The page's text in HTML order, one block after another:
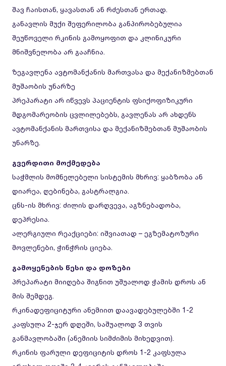
შავ ჩაისთან, ყავასთან ან რძესთან ერთად.
განავლის მუქი შეფერილობა განპირობებულია
შეუწოველი რკინის გამოყოფით და კლინიკური
მნიშვნელობა არ გააჩნია.
ზეგავლენა ავტომანქანის მართვასა და მექანიზმებთან
მუშაობის უნარზე
პრეპარატი არ იწვევს პაციენტის ფსიქოფიზიკური
მდგომარეობის ცვლილებებს, გავლენას არ ახდენს
ავტომანქანის მართვისა და მექანიზმებთან მუშაობის
უნარზე.
გვერდითი მოქმედება
საჭმლის მომნელებელი სისტემის მხრივ: ყაბზობა ან
დიარეა, ღებინება, გასტრალგია.
ცნს-ის მხრივ: ძილის დარღვევა, აგზნებადობა,
დეპრესია.
ალერგიული რეაქციები: იშვიათად – ეგზემატოზური
მოვლენები, ჭინჭრის ციება.
გამოყენების წესი და დოზები
პრეპარატი მიიღება შიგნით უშუალოდ ჭამის დროს ან
მის შემდეგ.
რკინადეფიციტური ანემიით დაავადებულებში 1-2
კაფსულა 2-ჯერ დღეში, საშუალოდ 3 თვის
განმავლობაში (ანემიის სიმძიმის მიხედვით).
რკინის ფარული დეფიციტის დროს 1-2 კაფსულა